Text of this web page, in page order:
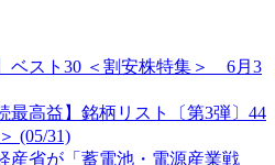
ベスト30 ＜割安株特集＞ 6月3
最高益】銘柄リスト〔第3弾〕44
(05/31)
産省が「蓄電池・電源産業戦